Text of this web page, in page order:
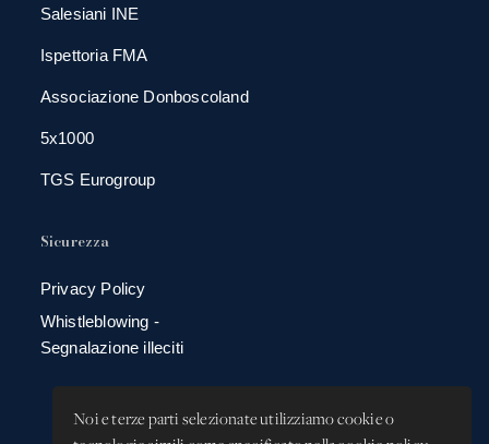
Noi e terze parti selezionate utilizziamo cookie o
Salesiani INE
Ispettoria FMA
Associazione Donboscoland
5x1000
TGS Eurogroup
Sicurezza
Privacy Policy
Whistleblowing -
Segnalazione illeciti